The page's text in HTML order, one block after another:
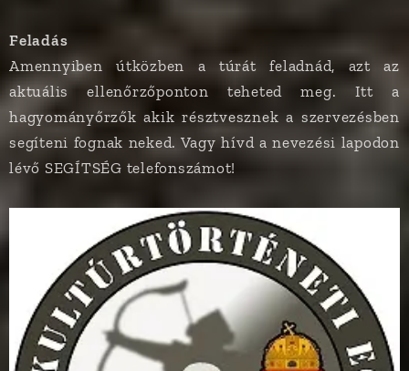
Feladás
Amennyiben útközben a túrát feladnád, azt az
aktuális ellenőrzőponton teheted meg. Itt a
hagyományőrzők akik résztvesznek a szervezésben
segíteni fognak neked. Vagy hívd a nevezési lapodon
lévő SEGÍTSÉG telefonszámot!